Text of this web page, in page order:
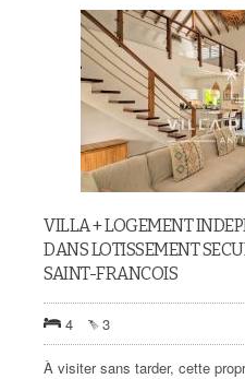
VILLA + LOGEMENT
DANS LOTISSEMENT
SAINT-FRANCOIS
4 3
À visiter sans tarder, cette